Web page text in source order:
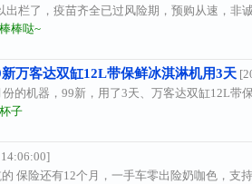
出栏了，疫苗齐全已过风险期，预购从速，非
棒哒~
新万客达双缸12L带保鲜冰淇淋机用3天
份的机器，99新，用了3天、万客达双缸12L带
杯子
保险还有12个月，一手车零出险奶咖色，支